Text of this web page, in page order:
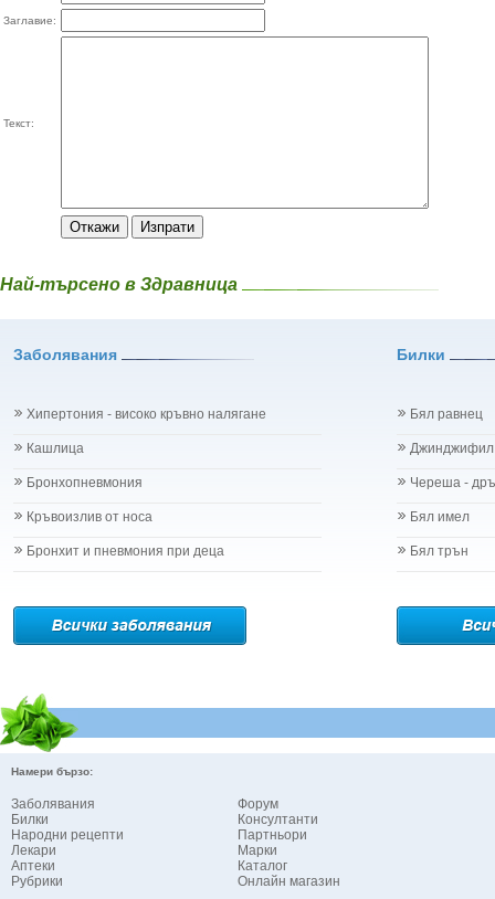
Заглавие:
Текст:
Най-търсено в Здравница
Заболявания Билки
Хипертония - високо кръвно налягане
Кашлица
Бронхопневмония
Кръвоизлив от носа
Бронхит и пневмония при деца
Бял равнец
Джинджифил
Череша -
Бял имел
Бял трън
Намери бързо:
Заболявания
Билки
Народни рецепти
Лекари
Аптеки
Рубрики
Форум
Консултанти
Партньори
Марки
Каталог
Онлайн магазин